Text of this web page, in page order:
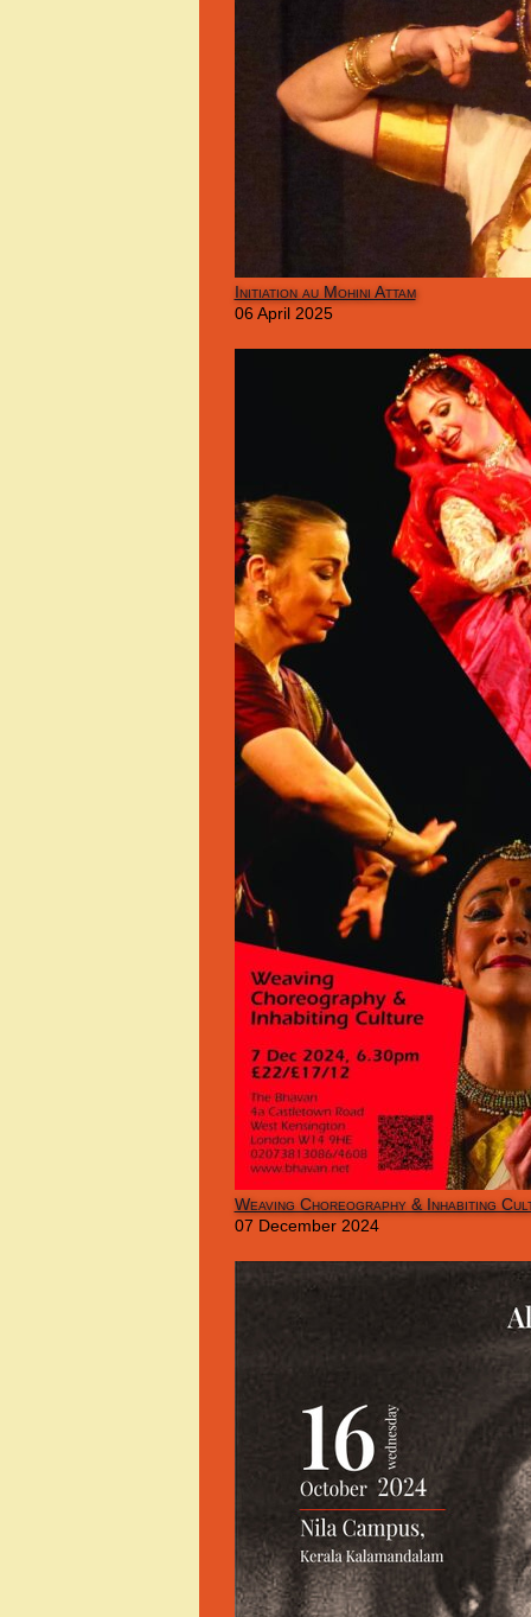
Initiation au Mohini Attam
06 April 2025
Weaving Choreography & Inhabiting
07 December 2024